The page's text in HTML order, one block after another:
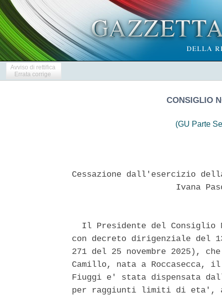
Avviso di rettifica
Errata corrige
CONSIGLIO
(GU Parte
Cessazione dall'esercizio
Ivana
Il Presidente del Consiglio
con decreto dirigenziale del
271 del 25 novembre 2025),
Camillo, nata a
Fiuggi e' stata dispensata
per raggiunti limiti di eta',